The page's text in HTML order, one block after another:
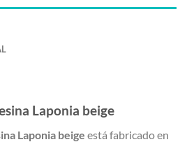
Laponia beige
Laponia beige está fabricado en